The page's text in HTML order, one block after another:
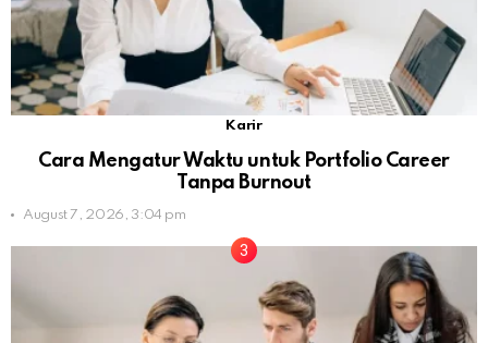
Karir
Cara Mengatur Waktu untuk Portfolio Career
Tanpa Burnout
August 7, 2026, 3:04 pm